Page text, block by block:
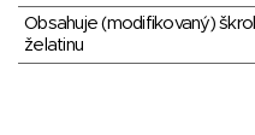
Obsahuje (modifikovaný)
želatinu